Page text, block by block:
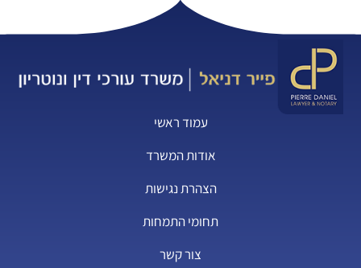
עמוד ראשי
אודות המשרד
הצהרת נגישות
תחומי התמחות
צור קשר